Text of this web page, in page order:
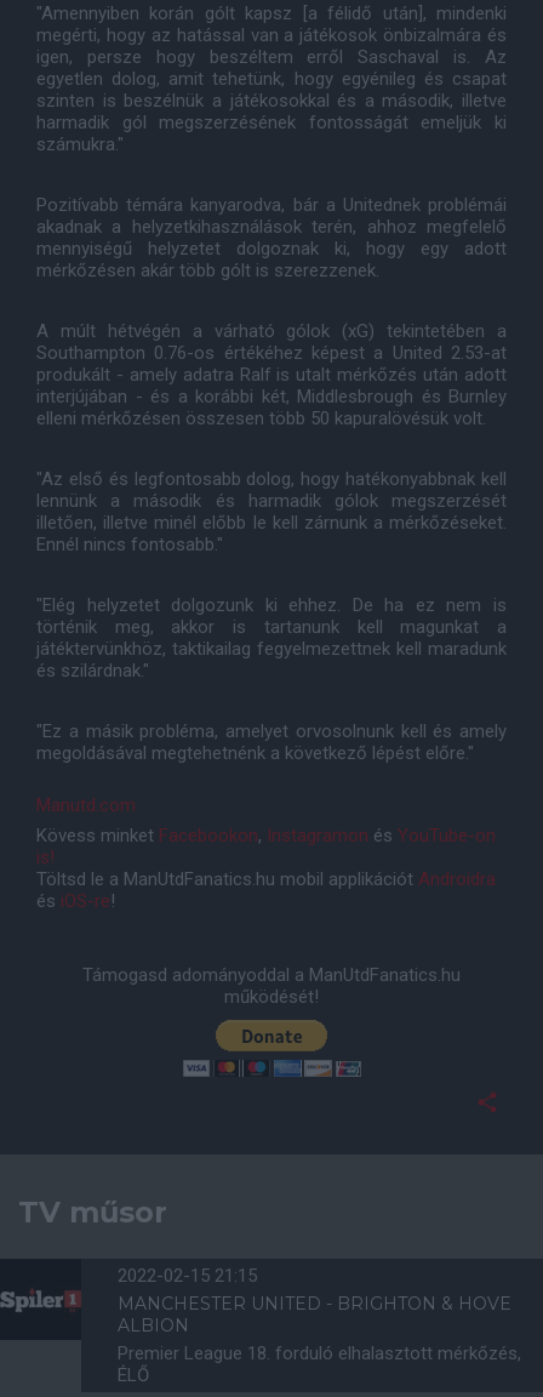
"Amennyiben korán gólt kapsz [a félidő után], mindenki
megérti, hogy az hatással van a játékosok önbizalmára és
igen, persze hogy beszéltem erről Saschaval is. Az
egyetlen dolog, amit tehetünk, hogy egyénileg és csapat
szinten is beszélnük a játékosokkal és a második, illetve
harmadik gól megszerzésének fontosságát emeljük ki
számukra."
Pozitívabb témára kanyarodva, bár a Unitednek problémái
akadnak a helyzetkihasználások terén, ahhoz megfelelő
mennyiségű helyzetet dolgoznak ki, hogy egy adott
mérkőzésen akár több gólt is szerezzenek.
A múlt hétvégén a várható gólok (xG) tekintetében a
Southampton 0.76-os értékéhez képest a United 2.53-at
produkált - amely adatra Ralf is utalt mérkőzés után adott
interjújában - és a korábbi két, Middlesbrough és Burnley
elleni mérkőzésen összesen több 50 kapuralövésük volt.
"Az első és legfontosabb dolog, hogy hatékonyabbnak kell
lennünk a második és harmadik gólok megszerzését
illetően, illetve minél előbb le kell zárnunk a mérkőzéseket.
Ennél nincs fontosabb."
"Elég helyzetet dolgozunk ki ehhez. De ha ez nem is
történik meg, akkor is tartanunk kell magunkat a
játéktervünkhöz, taktikailag fegyelmezettnek kell maradunk
és szilárdnak."
"Ez a másik probléma, amelyet orvosolnunk kell és amely
megoldásával megtehetnénk a következő lépést előre."
Manutd.com
Kövess minket Facebookon, Instagramon és YouTube-on
is!
Töltsd le a ManUtdFanatics.hu mobil applikációt Androidra
és iOS-re!
Támogasd adományoddal a ManUtdFanatics.hu
működését!
TV műsor
2022-02-15 21:15
MANCHESTER UNITED - BRIGHTON & HOVE
ALBION
Premier League 18. forduló elhalasztott mérkőzés,
ÉLŐ